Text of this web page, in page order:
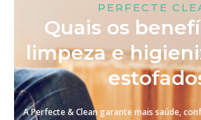
PERFECTE
Quais os
limpeza e
A Perfecte & Clean garante mais saúde,